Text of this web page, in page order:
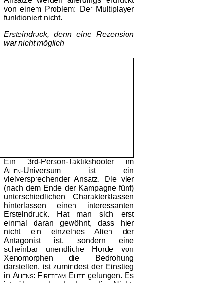
von einem Problem: Der Multiplayer
funktioniert nicht.
Ersteindruck, denn eine Rezension
war nicht möglich
Ein 3rd-Person-Taktikshooter im
Alien-Universum ist ein
vielversprechender Ansatz. Die vier
(nach dem Ende der Kampagne fünf)
unterschiedlichen Charakterklassen
hinterlassen einen interessanten
Ersteindruck. Hat man sich erst
einmal daran gewöhnt, dass hier
nicht ein einzelnes Alien der
Antagonist ist, sondern eine
scheinbar unendliche Horde von
Xenomorphen die Bedrohung
darstellen, ist zumindest der Einstieg
inAliens: Fireteam Elitegelungen. Es